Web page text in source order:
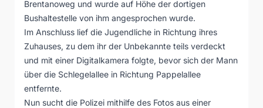
Brentanoweg und wurde auf Höhe der dortigen
Bushaltestelle von ihm angesprochen wurde.
Im Anschluss lief die Jugendliche in Richtung ihres
Zuhauses, zu dem ihr der Unbekannte teils verdeckt
und mit einer Digitalkamera folgte, bevor sich der Mann
über die Schlegelallee in Richtung Pappelallee
entfernte.
Nun sucht die Polizei mithilfe des Fotos aus einer